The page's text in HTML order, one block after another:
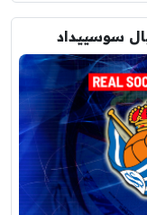
سوسييداد